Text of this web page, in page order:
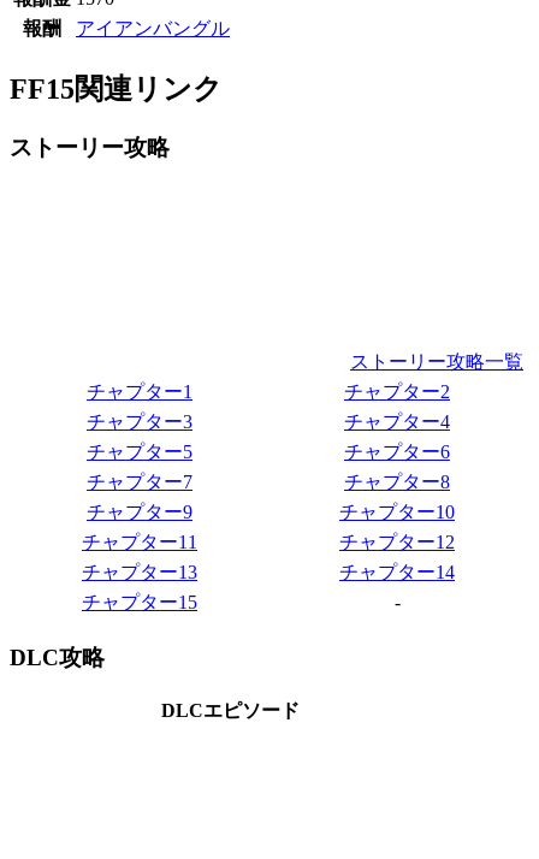
報酬
アイアンバングル
FF15関連リンク
ストーリー攻略
ストーリー攻略一覧
チャプター1
チャプター2
チャプター3
チャプター4
チャプター5
チャプター6
チャプター7
チャプター8
チャプター9
チャプター10
チャプター11
チャプター12
チャプター13
チャプター14
チャプター15
-
DLC攻略
DLCエピソード